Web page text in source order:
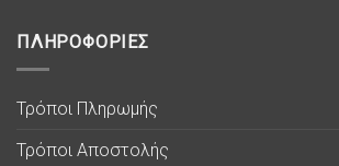
ΠΛΗΡΟΦΟΡΙΕΣ
Τρόποι Πληρωμής
Τρόποι Αποστολής